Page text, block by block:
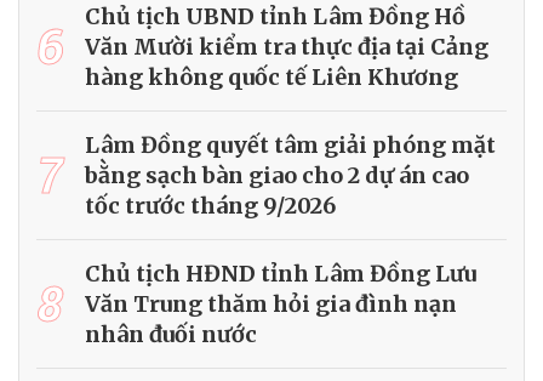
6
Chủ tịch UBND tỉnh Lâm Đồng Hồ
Văn Mười kiểm tra thực địa tại Cảng
hàng không quốc tế Liên Khương
7
Lâm Đồng quyết tâm giải phóng mặt
bằng sạch bàn giao cho 2 dự án cao
tốc trước tháng 9/2026
8
Chủ tịch HĐND tỉnh Lâm Đồng Lưu
Văn Trung thăm hỏi gia đình nạn
nhân đuối nước